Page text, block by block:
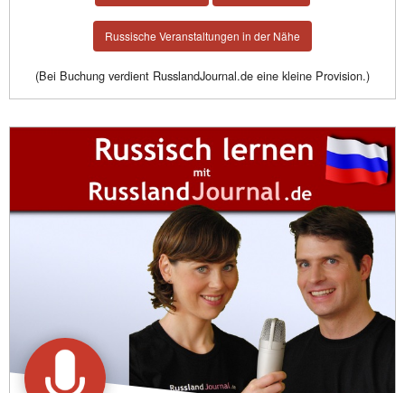
Russische Veranstaltungen in der Nähe
(Bei Buchung verdient RusslandJournal.de eine kleine Provision.)